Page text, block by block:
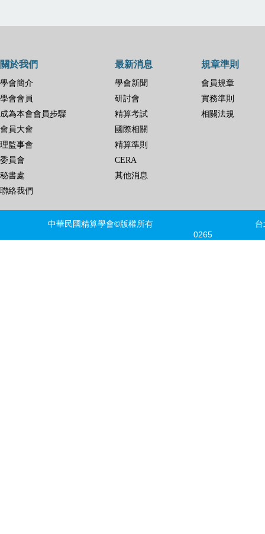
關於我們
學會簡介
學會會員
成為本會會員步驟
會員大會
理監事會
委員會
秘書處
聯絡我們
最新消息
學會新聞
研討會
精算考試
國際相關
精算準則
CERA
其他消息
規章準則
會員規章
實務準則
相關法規
中華民國精算學會©版權所有 台北
0265